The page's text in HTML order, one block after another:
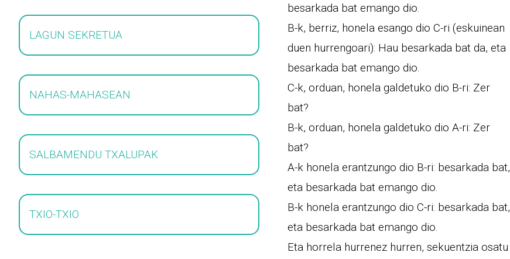
LAGUN SEKRETUA
NAHAS-MAHASEAN
SALBAMENDU TXALUPAK
TXIO-TXIO
besarkada bat emango dio.
B-k, berriz, honela esango dio C-ri (eskuinean
duen hurrengoari): Hau besarkada bat da, eta
besarkada bat emango dio.
C-k, orduan, honela galdetuko dio B-ri: Zer
bat?
B-k, orduan, honela galdetuko dio A-ri: Zer
bat?
A-k honela erantzungo dio B-ri: besarkada bat,
eta besarkada bat emango dio.
B-k honela erantzungo dio C-ri: besarkada bat,
eta besarkada bat emango dio.
Eta horrela hurrenez hurren, sekuentzia osatu